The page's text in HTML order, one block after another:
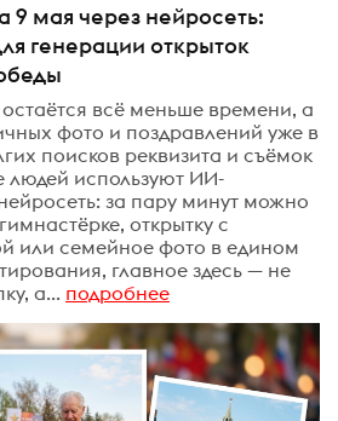
9 мая через нейросеть:
генерации открыток
всё меньше времени, а
фото и поздравлений уже в
поисков реквизита и съёмок
людей используют ИИ-
за пару минут можно
открытку с
или семейное фото в едином
главное здесь — не
а... подробнее